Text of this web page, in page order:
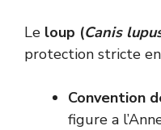
Le loup (Canis
protection stricte
Convention
figure a